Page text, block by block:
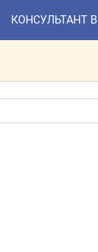
КОНСУЛЬТАНТ